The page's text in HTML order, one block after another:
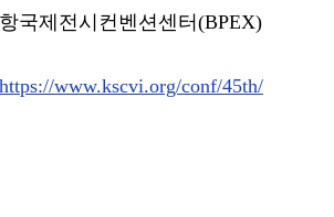
국제전시컨벤션센터(BPEX)
https://www.kscvi.org/conf/45th/